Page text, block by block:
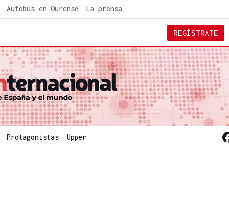
Autobus en Ourense La prensa
REGÍSTRATE
Protagonistas Upper